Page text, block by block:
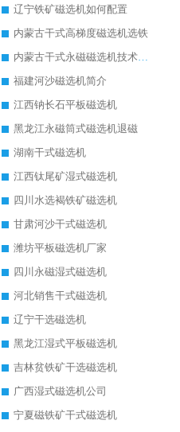
辽宁铁矿磁选机如何配置
内蒙古干式高梯度磁选机选铁
内蒙古干式永磁磁选机技术要求
福建河沙磁选机简介
江西钠长石平板磁选机
黑龙江永磁筒式磁选机退磁
湖南干式磁选机
江西钛尾矿湿式磁选机
四川水选褐铁矿磁选机
甘肃河沙干式磁选机
潍坊平板磁选机厂家
四川永磁湿式磁选机
河北销售干式磁选机
辽宁干选磁选机
黑龙江湿式平板磁选机
吉林贫铁矿干选磁选机
广西湿式磁选机公司
宁夏磁铁矿干式磁选机